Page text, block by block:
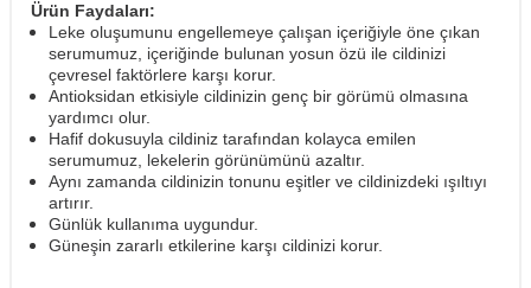
Ürün Faydaları:
Leke oluşumunu engellemeye çalışan içeriğiyle öne çıkan
serumumuz, içeriğinde bulunan yosun özü ile cildinizi
çevresel faktörlere karşı korur.
Antioksidan etkisiyle cildinizin genç bir görümü olmasına
yardımcı olur.
Hafif dokusuyla cildiniz tarafından kolayca emilen
serumumuz, lekelerin görünümünü azaltır.
Aynı zamanda cildinizin tonunu eşitler ve cildinizdeki ışıltıyı
artırır.
Günlük kullanıma uygundur.
Güneşin zararlı etkilerine karşı cildinizi korur.